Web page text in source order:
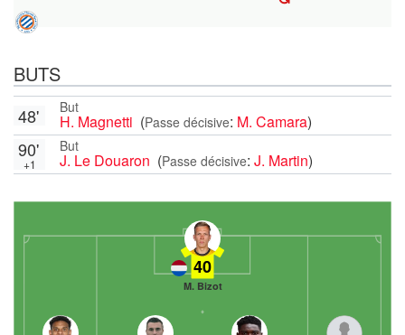
BUTS
But
H. Magnetti (Passe décisive: M. Camara)
48'
But
J. Le Douaron (Passe décisive: J. Martin)
90'
+1
40
M. Bizot